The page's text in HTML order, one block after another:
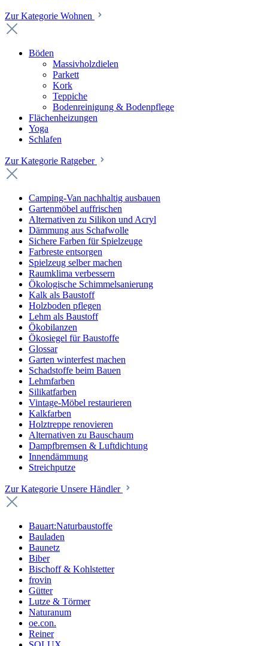
Zur Kategorie Wohnen
Böden
Massivholzdielen
Parkett
Kork
Teppiche
Bodenreinigung & Bodenpflege
Flächenheizungen
Yoga
Schlafen
Zur Kategorie Ratgeber
Camping-Van nachhaltig ausbauen
Gartenmöbel auffrischen
Alternativen zu Silikon und Acryl
Dämmung aus Schafwolle
Sichere Farben für Spielzeuge
Farbreste entsorgen
Spielzeug selber machen
Raumklima verbessern
Ökologische Schimmelsanierung
Kalk als Baustoff
Holzboden pflegen
Lehm als Baustoff
Ökobilanzen
Ökosiegel für Baustoffe
Glossar
Garten winterfest machen
Schadstoffe beim Bauen
Lehmfarben
Silikatfarben
Vintage-Möbel restaurieren
Kalkfarben
Holztreppe renovieren
Alternativen zu Bauschaum
Dampfbremsen & Luftdichtung
Innendämmung
Streichputze
Zur Kategorie Unsere Händler
Bauart:Naturbaustoffe
Bauladen
Baunetz
Biber
Bischoff & Kohlstetter
frovin
Gütter
Lutze & Törmer
Naturanum
oe.con.
Reiner